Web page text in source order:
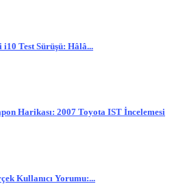
Test Sürüşü: Hâlâ...
Harikası: 2007 Toyota IST İncelemesi
Kullanıcı Yorumu:...